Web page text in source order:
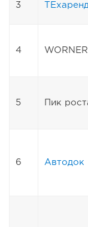
3
4 WORNER
5 Пик
6 Автодок